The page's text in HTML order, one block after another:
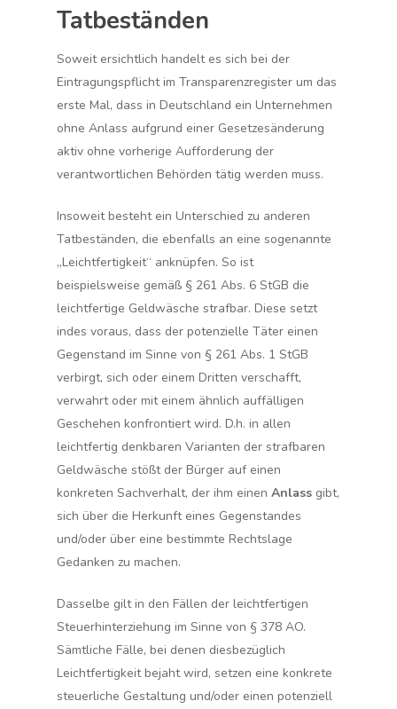
Tatbeständen
Soweit ersichtlich handelt es sich bei der
Eintragungspflicht im Transparenzregister um das
erste Mal, dass in Deutschland ein Unternehmen
ohne Anlass aufgrund einer Gesetzesänderung
aktiv ohne vorherige Aufforderung der
verantwortlichen Behörden tätig werden muss.
Insoweit besteht ein Unterschied zu anderen
Tatbeständen, die ebenfalls an eine sogenannte
„Leichtfertigkeit“ anknüpfen. So ist
beispielsweise gemäß § 261 Abs. 6 StGB die
leichtfertige Geldwäsche strafbar. Diese setzt
indes voraus, dass der potenzielle Täter einen
Gegenstand im Sinne von § 261 Abs. 1 StGB
verbirgt, sich oder einem Dritten verschafft,
verwahrt oder mit einem ähnlich auffälligen
Geschehen konfrontiert wird. D.h. in allen
leichtfertig denkbaren Varianten der strafbaren
Geldwäsche stößt der Bürger auf einen
konkreten Sachverhalt, der ihm einenAnlass gibt,
sich über die Herkunft eines Gegenstandes
und/oder über eine bestimmte Rechtslage
Gedanken zu machen.
Dasselbe gilt in den Fällen der leichtfertigen
Steuerhinterziehung im Sinne von § 378 AO.
Sämtliche Fälle, bei denen diesbezüglich
Leichtfertigkeit bejaht wird, setzen einekonkrete
steuerliche Gestaltung und/oder einen potenziell